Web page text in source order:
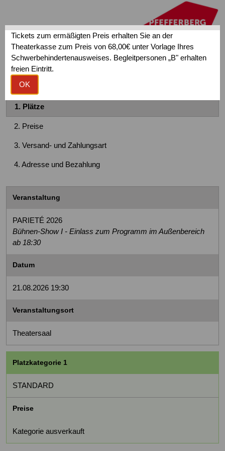
Tickets bestellen
Tickets zum ermäßigten Preis erhalten Sie an der
Theaterkasse zum Preis von 68,00€ unter Vorlage Ihres
Schwerbehindertenausweises. Begleitpersonen „B" erhalten
freien Eintritt.
OK
1. Plätze
2. Preise
3. Versand- und Zahlungsart
4. Adresse und Bezahlung
Veranstaltung
PARIETÉ 2026
Bühnen-Show I - Einlass zum Programm im Außenbereich
ab 18:30
Datum
21.08.2026 19:30
Veranstaltungsort
Theatersaal
Platzkategorie 1
STANDARD
Preise
Kategorie ausverkauft